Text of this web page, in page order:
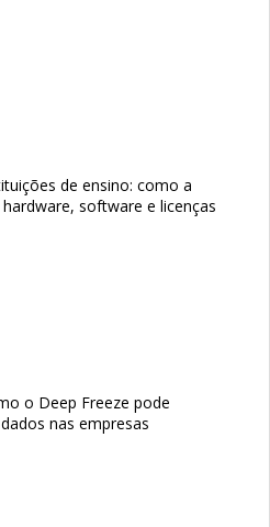
de ensino: como a
software e licenças
o Deep Freeze pode
nas empresas